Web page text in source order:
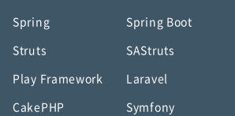
Spring Spring Boot
Struts SAStruts
Play Framework Laravel
CakePHP Symfony